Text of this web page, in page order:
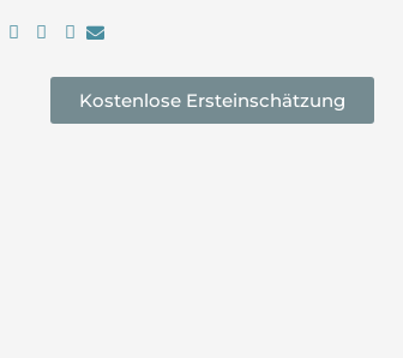
Kostenlose Ersteinschätzung